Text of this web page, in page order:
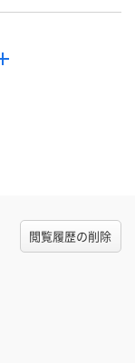
閲覧履歴の削除